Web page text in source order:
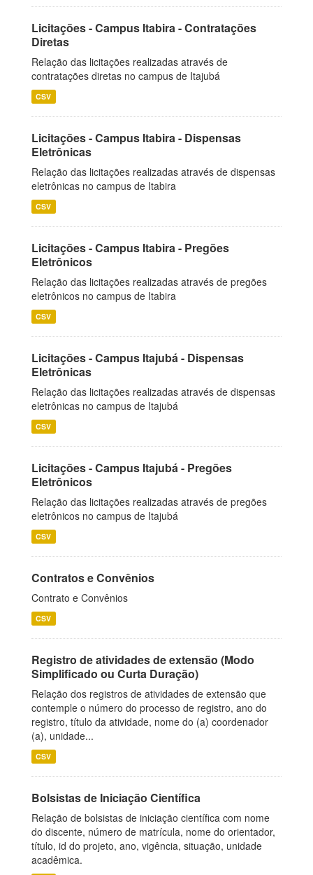
Licitações - Campus Itabira - Contratações
Diretas
Relação das licitações realizadas através de
contratações diretas no campus de Itajubá
CSV
Licitações - Campus Itabira - Dispensas
Eletrônicas
Relação das licitações realizadas através de dispensas
eletrônicas no campus de Itabira
CSV
Licitações - Campus Itabira - Pregões
Eletrônicos
Relação das licitações realizadas através de pregões
eletrônicos no campus de Itabira
CSV
Licitações - Campus Itajubá - Dispensas
Eletrônicas
Relação das licitações realizadas através de dispensas
eletrônicas no campus de Itajubá
CSV
Licitações - Campus Itajubá - Pregões
Eletrônicos
Relação das licitações realizadas através de pregões
eletrônicos no campus de Itajubá
CSV
Contratos e Convênios
Contrato e Convênios
CSV
Registro de atividades de extensão (Modo
Simplificado ou Curta Duração)
Relação dos registros de atividades de extensão que
contemple o número do processo de registro, ano do
registro, título da atividade, nome do (a) coordenador
(a), unidade...
CSV
Bolsistas de Iniciação Científica
Relação de bolsistas de iniciação científica com nome
do discente, número de matrícula, nome do orientador,
título, id do projeto, ano, vigência, situação, unidade
acadêmica.